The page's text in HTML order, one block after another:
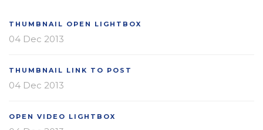
THUMBNAIL OPEN LIGHTBOX
04 Dec 2013
THUMBNAIL LINK TO POST
04 Dec 2013
OPEN VIDEO LIGHTBOX